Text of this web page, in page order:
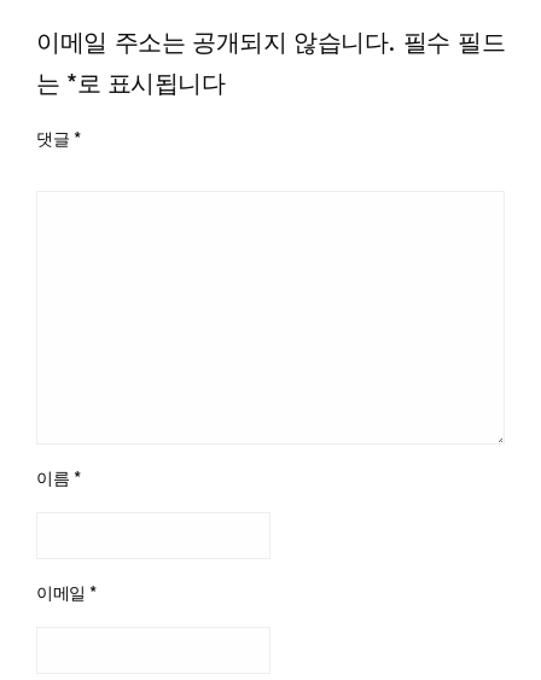
이메일 주소는 공개되지 않습니다. 필수 필드
는 *로 표시됩니다
댓글 *
이름 *
이메일 *